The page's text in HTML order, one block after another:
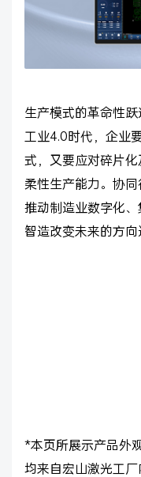
生产模式的革命性
工业4.0时代，企业
式，又要应对碎片
柔性生产能力。协同
推动制造业数字化
智造改变未来的方向
*本页所展示产品外
均来自宏山激光工